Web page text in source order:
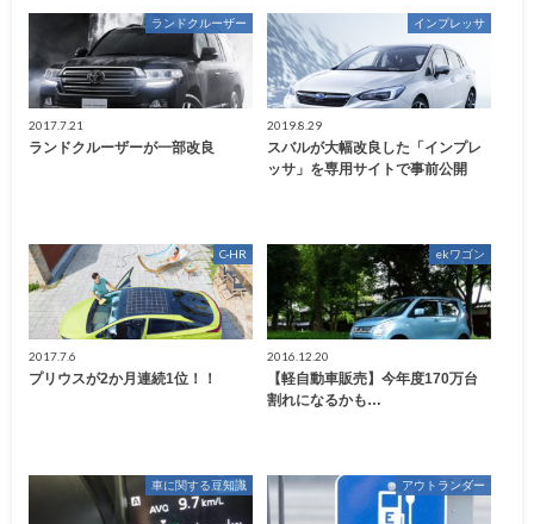
ランドクルーザー
2017.7.21
ランドクルーザーが一部改良
インプレッサ
2019.8.29
スバルが大幅改良した「インプレ
ッサ」を専用サイトで事前公開
C-HR
2017.7.6
プリウスが2か月連続1位！！
ekワゴン
2016.12.20
【軽自動車販売】今年度170万台
割れになるかも…
車に関する豆知識 アウトランダー